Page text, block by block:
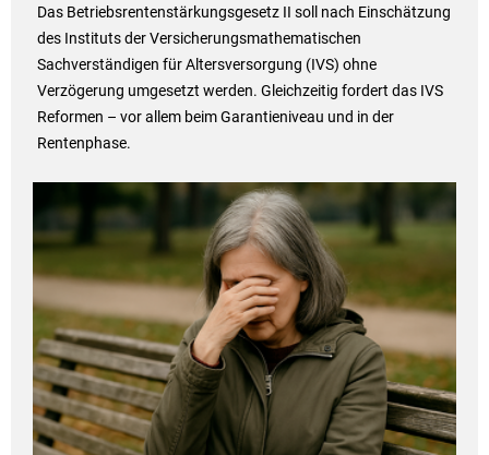
Das Betriebsrentenstärkungsgesetz II soll nach Einschätzung
des Instituts der Versicherungsmathematischen
Sachverständigen für Altersversorgung (IVS) ohne
Verzögerung umgesetzt werden. Gleichzeitig fordert das IVS
Reformen – vor allem beim Garantieniveau und in der
Rentenphase.